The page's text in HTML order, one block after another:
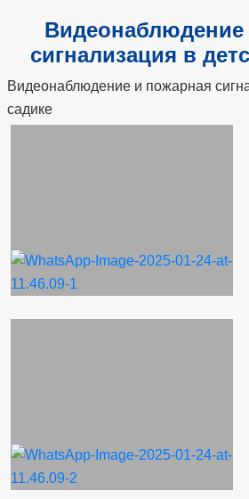
Видеонаблюдение
сигнализация в
Видеонаблюдение и пожарная
садике